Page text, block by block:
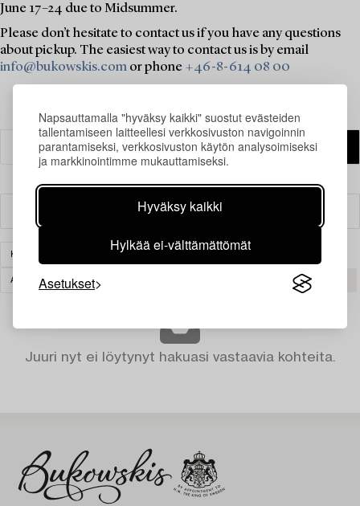
Napsauttamalla "hyväksy kaikki" suostut evästeiden
tallentamiseen laitteellesi verkkosivuston navigoinnin
parantamiseksi, verkkosivuston käytön analysoimiseksi
ja markkinointimme mukauttamiseksi.
Hyväksy kaikki
Hylkää ei-välttämättömät
Asetukset
June 17–24 due to Midsummer.
Please don’t hesitate to contact us if you have any questions
about pickup. The easiest way to contact us is by email
info@bukowskis.com or phone +46-8-614 08 00
Suodatin
KALUSTEET HYLLYT & KIRJAHYLLYT
AASIALAINEN KERAMIIKKA JA TAIDEKÄSITYÖ TYHJENNÄ KAIKKI
Juuri nyt ei löytynyt hakuasi vastaavia kohteita.